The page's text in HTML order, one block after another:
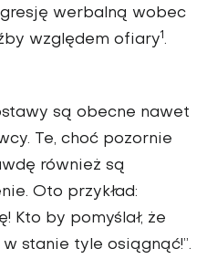
werbalną wobec
względem ofiary1.
są obecne nawet
Te, choć pozornie
również są
Oto przykład:
Kto by pomyślał, że
stanie tyle osiągnąć!”.